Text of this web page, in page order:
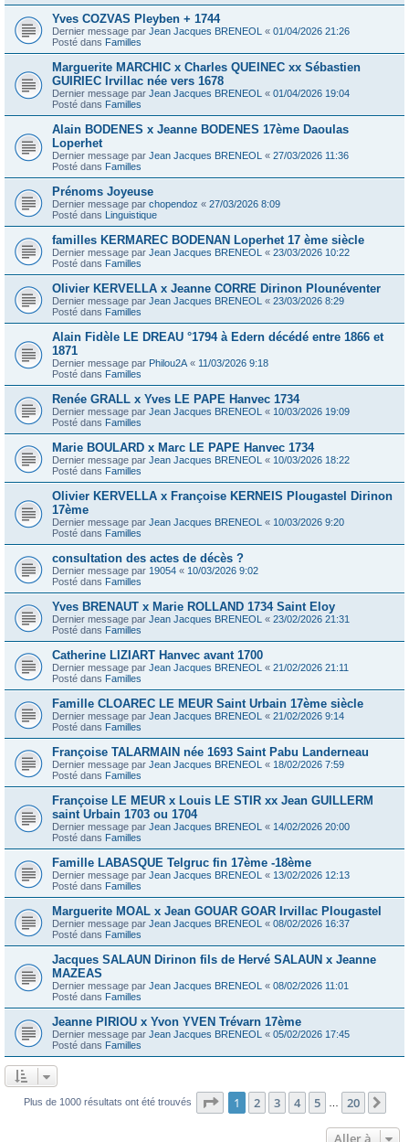
Yves COZVAS Pleyben + 1744
Dernier message par Jean Jacques BRENEOL « 01/04/2026 21:26
Posté dans Familles
Marguerite MARCHIC x Charles QUEINEC xx Sébastien
GUIRIEC Irvillac née vers 1678
Dernier message par Jean Jacques BRENEOL « 01/04/2026 19:04
Posté dans Familles
Alain BODENES x Jeanne BODENES 17ème Daoulas
Loperhet
Dernier message par Jean Jacques BRENEOL « 27/03/2026 11:36
Posté dans Familles
Prénoms Joyeuse
Dernier message par chopendoz « 27/03/2026 8:09
Posté dans Linguistique
familles KERMAREC BODENAN Loperhet 17 ème siècle
Dernier message par Jean Jacques BRENEOL « 23/03/2026 10:22
Posté dans Familles
Olivier KERVELLA x Jeanne CORRE Dirinon Plounéventer
Dernier message par Jean Jacques BRENEOL « 23/03/2026 8:29
Posté dans Familles
Alain Fidèle LE DREAU °1794 à Edern décédé entre 1866 et
1871
Dernier message par Philou2A « 11/03/2026 9:18
Posté dans Familles
Renée GRALL x Yves LE PAPE Hanvec 1734
Dernier message par Jean Jacques BRENEOL « 10/03/2026 19:09
Posté dans Familles
Marie BOULARD x Marc LE PAPE Hanvec 1734
Dernier message par Jean Jacques BRENEOL « 10/03/2026 18:22
Posté dans Familles
Olivier KERVELLA x Françoise KERNEIS Plougastel Dirinon
17ème
Dernier message par Jean Jacques BRENEOL « 10/03/2026 9:20
Posté dans Familles
consultation des actes de décès ?
Dernier message par 19054 « 10/03/2026 9:02
Posté dans Familles
Yves BRENAUT x Marie ROLLAND 1734 Saint Eloy
Dernier message par Jean Jacques BRENEOL « 23/02/2026 21:31
Posté dans Familles
Catherine LIZIART Hanvec avant 1700
Dernier message par Jean Jacques BRENEOL « 21/02/2026 21:11
Posté dans Familles
Famille CLOAREC LE MEUR Saint Urbain 17ème siècle
Dernier message par Jean Jacques BRENEOL « 21/02/2026 9:14
Posté dans Familles
Françoise TALARMAIN née 1693 Saint Pabu Landerneau
Dernier message par Jean Jacques BRENEOL « 18/02/2026 7:59
Posté dans Familles
Françoise LE MEUR x Louis LE STIR xx Jean GUILLERM
saint Urbain 1703 ou 1704
Dernier message par Jean Jacques BRENEOL « 14/02/2026 20:00
Posté dans Familles
Famille LABASQUE Telgruc fin 17ème -18ème
Dernier message par Jean Jacques BRENEOL « 13/02/2026 12:13
Posté dans Familles
Marguerite MOAL x Jean GOUAR GOAR Irvillac Plougastel
Dernier message par Jean Jacques BRENEOL « 08/02/2026 16:37
Posté dans Familles
Jacques SALAUN Dirinon fils de Hervé SALAUN x Jeanne
MAZEAS
Dernier message par Jean Jacques BRENEOL « 08/02/2026 11:01
Posté dans Familles
Jeanne PIRIOU x Yvon YVEN Trévarn 17ème
Dernier message par Jean Jacques BRENEOL « 05/02/2026 17:45
Posté dans Familles
Plus de 1000 résultats ont été trouvés Page 1sur20
1 2 3 4 5 20
Aller à